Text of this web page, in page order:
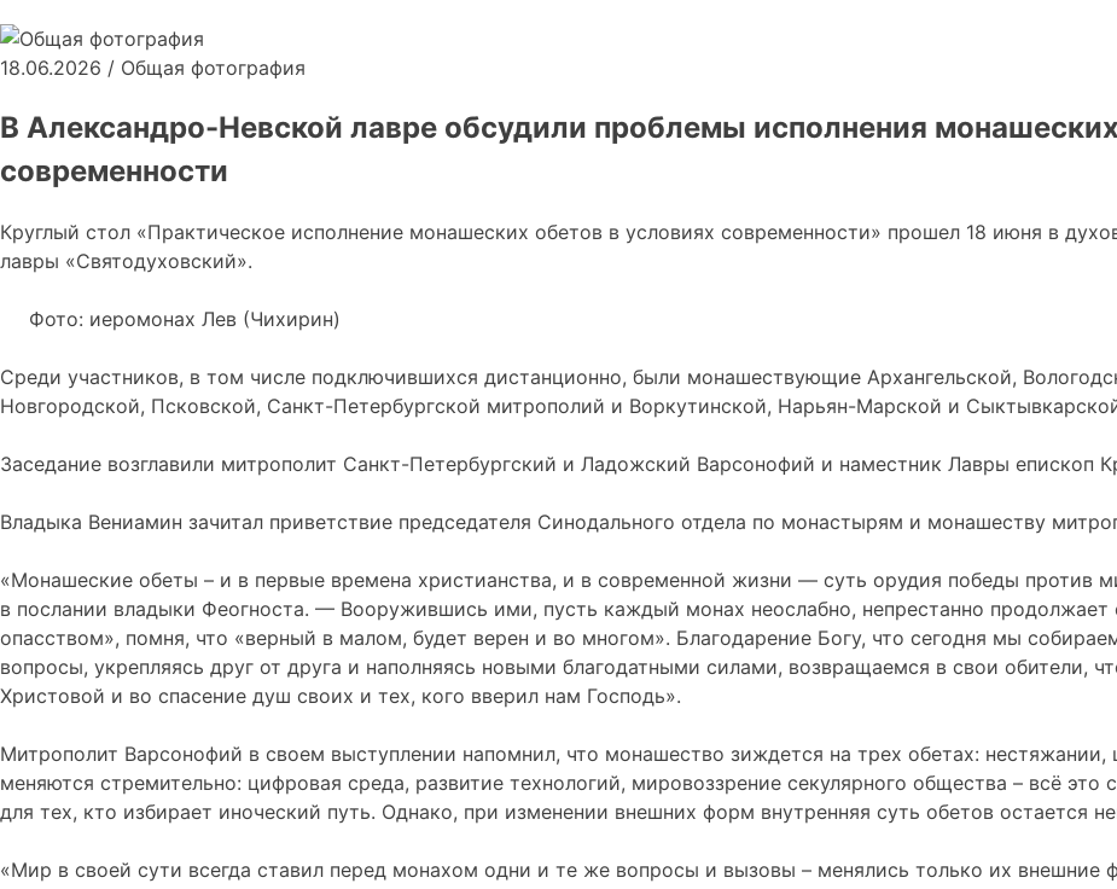
18.06.2026 / Общая фотография
В Александро-Невской лавре обсудили проблемы исполнения
современности
Круглый стол «Практическое исполнение монашеских обетов в условиях современности» прошел 18 июня в
лавры «Святодуховский».
Фото: иеромонах Лев (Чихирин)
Среди участников, в том числе подключившихся дистанционно, были монашествующие Архангельской,
Новгородской, Псковской, Санкт-Петербургской митрополий и Воркутинской, Нарьян-Марской и
Заседание возглавили митрополит Санкт-Петербургский и Ладожский Варсонофий и наместник Лавры епископ
Владыка Вениамин зачитал приветствие председателя Синодального отдела по монастырям и монашеству
«Монашеские обеты – и в первые времена христианства, и в современной жизни — суть орудия победы против
в послании владыки Феогноста. — Вооружившись ими, пусть каждый монах неослабно, непрестанно продолжает
опасством», помня, что «верный в малом, будет верен и во многом». Благодарение Богу, что сегодня мы
вопросы, укрепляясь друг от друга и наполняясь новыми благодатными силами, возвращаемся в свои обители,
Христовой и во спасение душ своих и тех, кого вверил нам Господь».
Митрополит Варсонофий в своем выступлении напомнил, что монашество зиждется на трех обетах:
меняются стремительно: цифровая среда, развитие технологий, мировоззрение секулярного общества – всё
для тех, кто избирает иноческий путь. Однако, при изменении внешних форм внутренняя суть обетов остается
«Мир в своей сути всегда ставил перед монахом одни и те же вопросы и вызовы – менялись только их